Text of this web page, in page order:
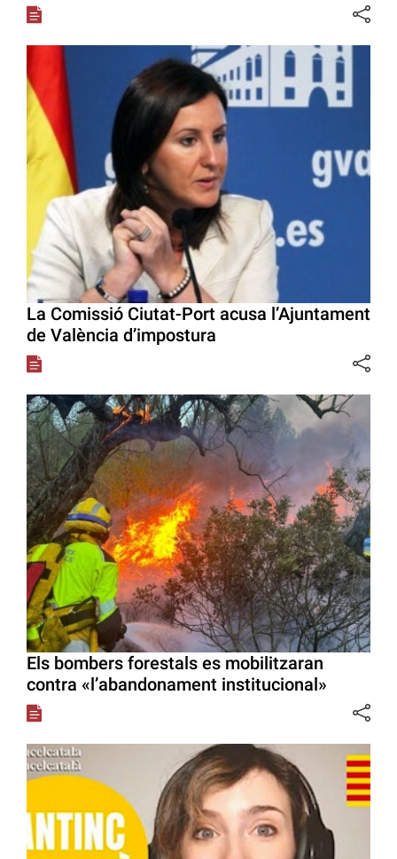
La Comissió Ciutat-Port acusa l’Ajuntament
de València d’impostura
Els bombers forestals es mobilitzaran
contra «l’abandonament institucional»